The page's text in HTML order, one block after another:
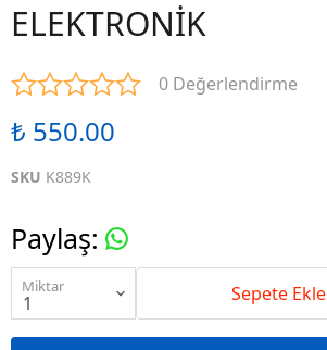
ELEKTRONİK
0 Değerlendirme
₺ 550.00
SKU K889K
Paylaş:
Miktar Sepete Ekle